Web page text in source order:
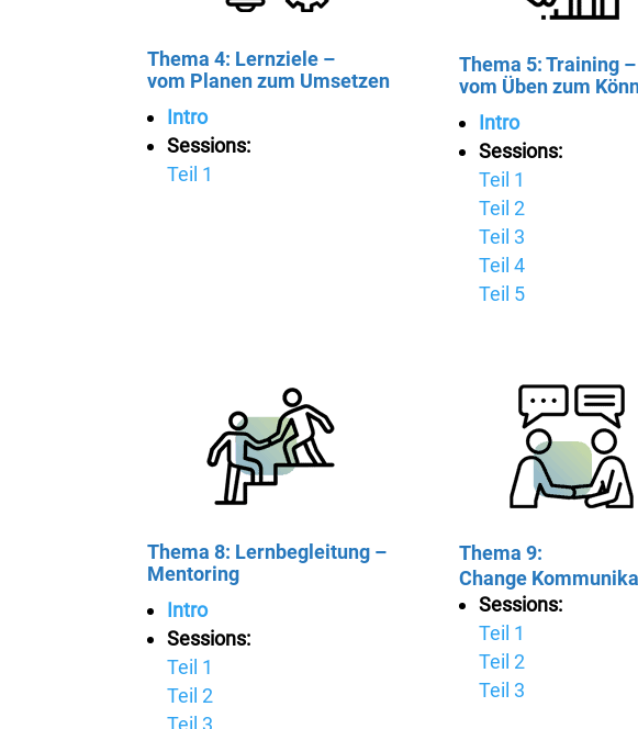
Thema 4: Lernziele –
vom Planen zum Umsetzen
Intro
Sessions:
Teil 1
Thema 5: Training –
vom Üben zum
Intro
Sessions:
Teil 1
Teil 2
Teil 3
Teil 4
Teil 5
Thema 8: Lernbegleitung –
Mentoring
Intro
Sessions:
Teil 1
Teil 2
Teil 3
Thema 9:
Change
Sessions:
Teil 1
Teil 2
Teil 3